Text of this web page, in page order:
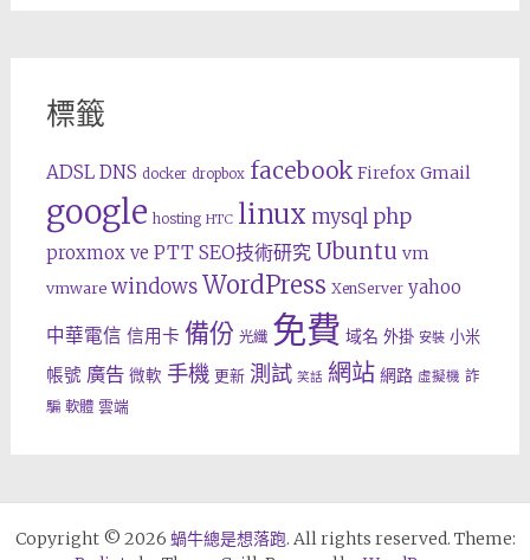
標籤
ADSL DNS docker dropbox facebook Firefox Gmail
google hosting HTC linux mysql php
proxmox ve PTT SEO技術研究 Ubuntu vm
vmware windows WordPress XenServer yahoo
中華電信 信用卡 備份 光纖 免費 域名 外掛 安裝 小米
帳號 廣告 微軟 手機 更新 測試 笑話 網站 網路 虛擬機 詐
騙 軟體 雲端
Copyright © 2026 蝸牛總是想落跑. All rights reserved. Theme: